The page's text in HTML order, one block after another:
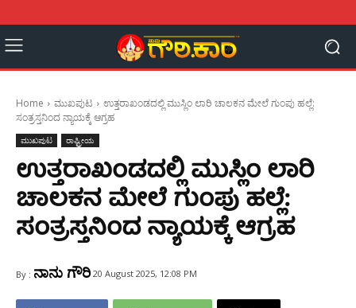
Home ಮುಖಪುಟ
ಉತ್ತರಾಖಂಡದಲ್ಲಿ ಮುಸ್ಲಿಂ ಲಾರಿ ಚಾಲಕನ ಮೇಲೆ ಗುಂಪು ಹಲ್ಲೆ:
ಸಂತ್ರಸ್ತನಿಂದ ನ್ಯಾಯಕ್ಕೆ ಆಗ್ರಹ
ಮುಖಪುಟ ರಾಷ್ಟ್ರೀಯ
ಉತ್ತರಾಖಂಡದಲ್ಲಿ ಮುಸ್ಲಿಂ ಲಾರಿ
ಚಾಲಕನ ಮೇಲೆ ಗುಂಪು ಹಲ್ಲೆ:
ಸಂತ್ರಸ್ತನಿಂದ ನ್ಯಾಯಕ್ಕೆ ಆಗ್ರಹ
By : ನಾನು ಗೌರಿ 20 August 2025, 12:08 PM